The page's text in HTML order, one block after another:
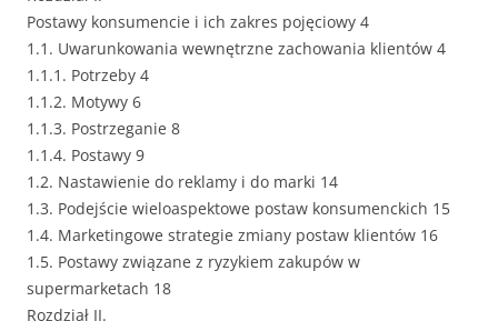
Postawy konsumencie i ich zakres pojęciowy 4
1.1. Uwarunkowania wewnętrzne zachowania klientów 4
1.1.1. Potrzeby 4
1.1.2. Motywy 6
1.1.3. Postrzeganie 8
1.1.4. Postawy 9
1.2. Nastawienie do reklamy i do marki 14
1.3. Podejście wieloaspektowe postaw konsumenckich 15
1.4. Marketingowe strategie zmiany postaw klientów 16
1.5. Postawy związane z ryzykiem zakupów w
supermarketach 18
Rozdział II.